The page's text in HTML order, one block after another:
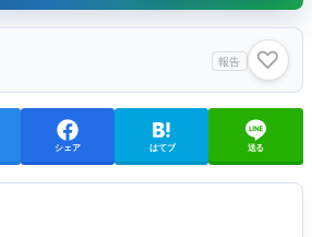
報告 ♡
シェア はてブ 送る